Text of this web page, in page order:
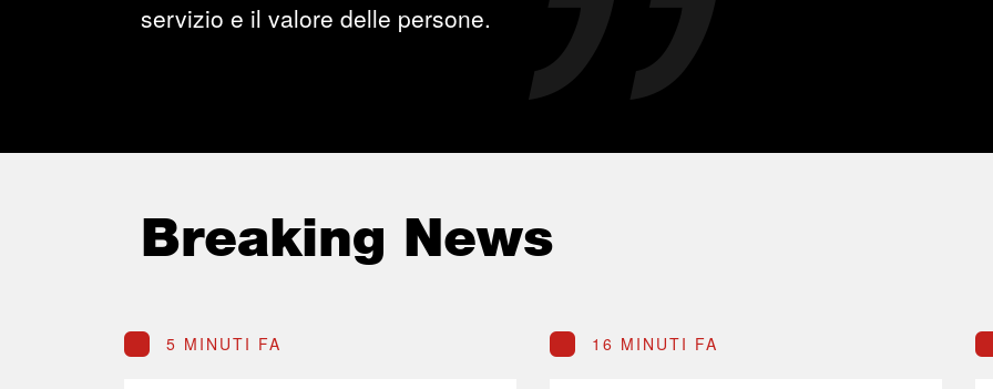
servizio e il valore delle persone.
Breaking News
5 MINUTI FA 16 MINUTI FA